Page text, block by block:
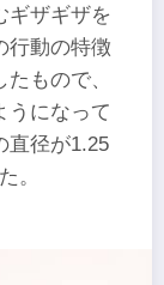
ギザギザを
行動の特徴
もので、
うになって
直径が1.25
。